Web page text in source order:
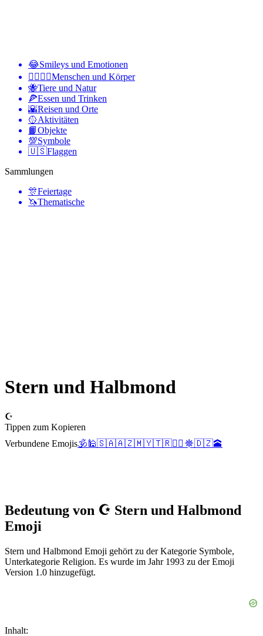
😂Smileys und Emotionen
👩‍❤️‍💋‍👨Menschen und Körper
🐝Tiere und Natur
🍕Essen und Trinken
🌇Reisen und Orte
🥎Aktivitäten
📙Objekte
💯Symbole
🇺🇸Flaggen
Sammlungen
🎊Feiertage
🦄Thematische
Stern und Halbmond
☪️
Tippen zum Kopieren
Verbundene Emojis🕉️ 🕌🇸🇦🇦🇿🇲🇾🇹🇷👳‍♀️ ☸️🇩🇿🕋
Bedeutung von ☪️ Stern und Halbmond
Emoji
Stern und Halbmond Emoji gehört zu der Kategorie Symbole,
Unterkategorie Religion. Es wurde im Jahr 1993 zu der Emoji
Version 1.0 hinzugefügt.
Inhalt: